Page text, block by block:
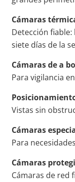
Cámaras
Detección
siete días de la
Cámaras de a
Para vigilancia
Vistas sin
Cámaras
Para
Cámaras
Cámaras de red